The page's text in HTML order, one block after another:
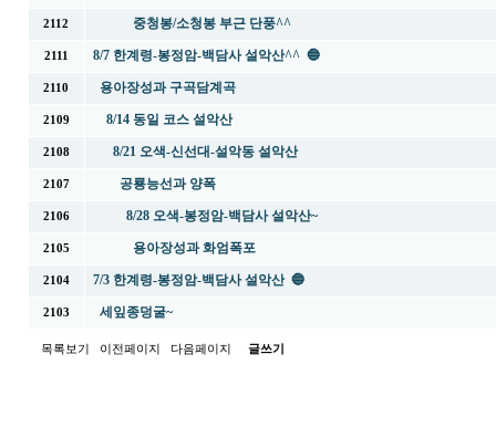
2112 중청봉/소청봉 부근 단풍^^
2111 8/7 한계령-봉정암-백담사 설악산^^ 🔵
2110 용아장성과 구곡담계곡
2109 8/14 동일 코스 설악산
2108 8/21 오색-신선대-설악동 설악산
2107 공룡능선과 양폭
2106 8/28 오색-봉정암-백담사 설악산~
2105 용아장성과 화엄폭포
2104 7/3 한계령-봉정암-백담사 설악산 🔵
2103 세잎종덩굴~
목록보기 이전페이지 다음페이지 글쓰기